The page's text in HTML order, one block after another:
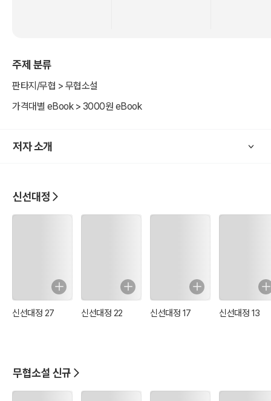
주제 분류
판타지/무협 > 무협소설
가격대별 eBook > 3000원 eBook
저자 소개
신선대정
신선대정 27 신선대정 22 신선대정 17 신선대정 13
무협소설 신규